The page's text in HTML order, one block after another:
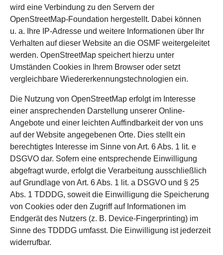
wird eine Verbindung zu den Servern der
OpenStreetMap-Foundation hergestellt. Dabei können
u. a. Ihre IP-Adresse und weitere Informationen über Ihr
Verhalten auf dieser Website an die OSMF weitergeleitet
werden. OpenStreetMap speichert hierzu unter
Umständen Cookies in Ihrem Browser oder setzt
vergleichbare Wiedererkennungstechnologien ein.
Die Nutzung von OpenStreetMap erfolgt im Interesse
einer ansprechenden Darstellung unserer Online-
Angebote und einer leichten Auffindbarkeit der von uns
auf der Website angegebenen Orte. Dies stellt ein
berechtigtes Interesse im Sinne von Art. 6 Abs. 1 lit. e
DSGVO dar. Sofern eine entsprechende Einwilligung
abgefragt wurde, erfolgt die Verarbeitung ausschließlich
auf Grundlage von Art. 6 Abs. 1 lit. a DSGVO und § 25
Abs. 1 TDDDG, soweit die Einwilligung die Speicherung
von Cookies oder den Zugriff auf Informationen im
Endgerät des Nutzers (z. B. Device-Fingerprinting) im
Sinne des TDDDG umfasst. Die Einwilligung ist jederzeit
widerrufbar.